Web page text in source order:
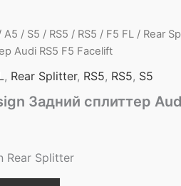
A5 / S5 / RS5 / RS5 / F5 FL / Rear
Audi RS5 F5 Facelift
, Rear Splitter, RS5, RS5, S5
Задний сплиттер
Rear Splitter